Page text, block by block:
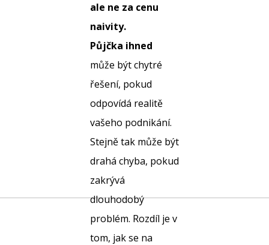
ale ne za cenu
naivity.
Půjčka ihned
může být chytré
řešení, pokud
odpovídá realitě
vašeho podnikání.
Stejně tak může být
drahá chyba, pokud
zakrývá
dlouhodobý
problém. Rozdíl je v
tom, jak se na